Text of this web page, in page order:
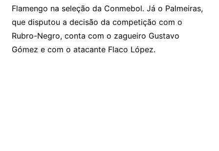
Flamengo na seleção da Conmebol. Já o Palmeiras,
que disputou a decisão da competição com o
Rubro-Negro, conta com o zagueiro Gustavo
Gómez e com o atacante Flaco López.